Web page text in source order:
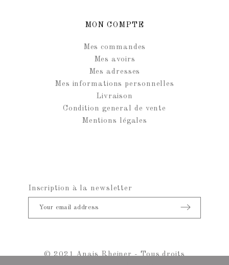
MON COMPTE
Mes commandes
Mes avoirs
Mes adresses
Mes informations personnelles
Livraison
Condition general de vente
Mentions légales
Inscription à la newsletter
© 2021 Anais Rheiner - Tous droits